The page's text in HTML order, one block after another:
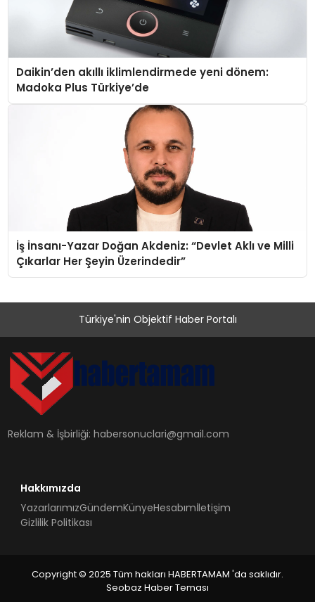
Daikin’den akıllı iklimlendirmede yeni dönem:
Madoka Plus Türkiye’de
İş İnsanı-Yazar Doğan Akdeniz: “Devlet Aklı ve Milli
Çıkarlar Her Şeyin Üzerindedir”
Türkiye'nin Objektif Haber Portalı
Reklam & İşbirliği:habersonuclari@gmail.com
Hakkımızda
YazarlarımızGündemKünyeHesabımİletişim
Gizlilik Politikası
Copyright © 2025 Tüm hakları HABERTAMAM 'da saklıdır.
Seobaz Haber Teması